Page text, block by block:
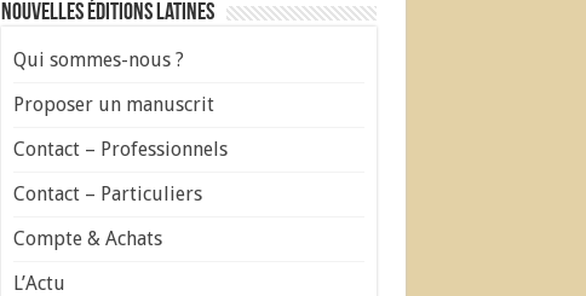
Nouvelles Éditions Latines
Qui sommes-nous ?
Proposer un manuscrit
Contact – Professionnels
Contact – Particuliers
Compte & Achats
L’Actu